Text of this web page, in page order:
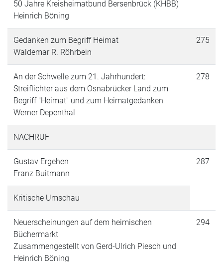
50 Jahre Kreisheimatbund Bersenbrück (KHBB)
Heinrich Böning
Gedanken zum Begriff Heimat
Waldemar R. Röhrbein
275
An der Schwelle zum 21. Jahrhundert:
Streiflichter aus dem Osnabrücker Land zum
Begriff "Heimat" und zum Heimatgedanken
Werner Depenthal
278
NACHRUF
Gustav Ergehen
Franz Buitmann
287
Kritische Umschau
Neuerscheinungen auf dem heimischen
Büchermarkt
Zusammengestellt von Gerd-Ulrich Piesch und
Heinrich Böning
294